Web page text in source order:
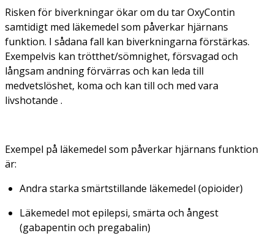
Risken för biverkningar ökar om du tar OxyContin
samtidigt med läkemedel som påverkar hjärnans
funktion. I sådana fall kan biverkningarna förstärkas.
Exempelvis kan trötthet/sömnighet, försvagad och
långsam andning förvärras och kan leda till
medvetslöshet, koma och kan till och med vara
livshotande .
Exempel på läkemedel som påverkar hjärnans funktion
är:
Andra starka smärtstillande läkemedel (opioider)
Läkemedel mot epilepsi, smärta och ångest
(gabapentin och pregabalin)